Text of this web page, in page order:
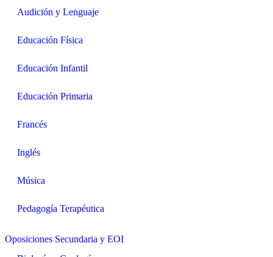
Audición y Lenguaje
Educación Física
Educación Infantil
Educación Primaria
Francés
Inglés
Música
Pedagogía Terapéutica
Oposiciones Secundaria y EOI